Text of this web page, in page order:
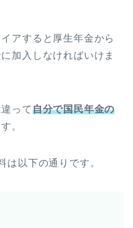
アすると厚生年金から
加入しなければいけま
って自分で国民年金の
。
は以下の通りです。